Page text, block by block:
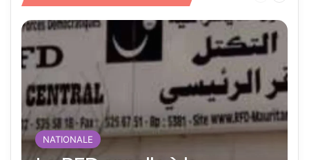
développement et
l’unité nationale
NATIONALE